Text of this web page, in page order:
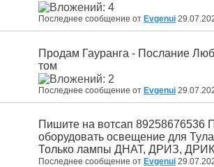
Последнее сообщение от Evgenui
Продам Гауранга - Послание
том
Последнее сообщение от Evgenui
Пишите на вотсап 89258676536
оборудовать освещение для
Только лампы ДНАТ, ДРИЗ,
Последнее сообщение от Evgenui